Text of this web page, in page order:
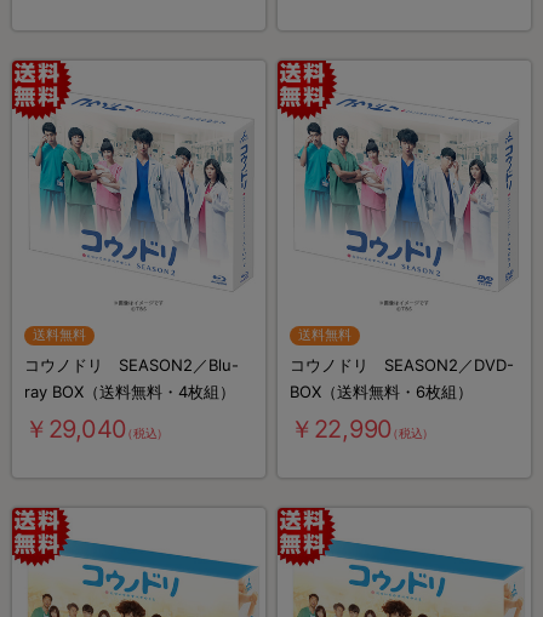
送料無料
コウノドリ SEASON2／Blu-
ray BOX（送料無料・4枚組）
￥29,040（税込）
送料無料
コウノドリ SEASON2／DVD-
BOX（送料無料・6枚組）
￥22,990（税込）